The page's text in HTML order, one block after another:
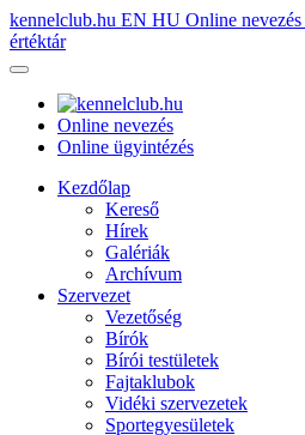
kennelclub.hu EN HU Online nevezés
értéktár
Online nevezés
Online ügyintézés
Kezdőlap
Kereső
Hírek
Galériák
Archívum
Szervezet
Vezetőség
Bírók
Bírói testületek
Fajtaklubok
Vidéki szervezetek
Sportegyesületek